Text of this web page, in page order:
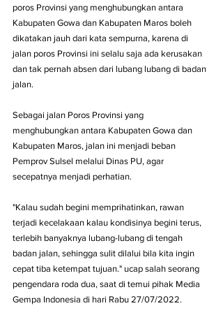
poros Provinsi yang menghubungkan antara
Kabupaten Gowa dan Kabupaten Maros boleh
dikatakan jauh dari kata sempurna, karena di
jalan poros Provinsi ini selalu saja ada kerusakan
dan tak pernah absen dari lubang lubang di badan
jalan.
Sebagai jalan Poros Provinsi yang
menghubungkan antara Kabupaten Gowa dan
Kabupaten Maros, jalan ini menjadi beban
Pemprov Sulsel melalui Dinas PU, agar
secepatnya menjadi perhatian.
"Kalau sudah begini memprihatinkan, rawan
terjadi kecelakaan kalau kondisinya begini terus,
terlebih banyaknya lubang-lubang di tengah
badan jalan, sehingga sulit dilalui bila kita ingin
cepat tiba ketempat tujuan." ucap salah seorang
pengendara roda dua, saat di temui pihak Media
Gempa Indonesia di hari Rabu 27/07/2022.